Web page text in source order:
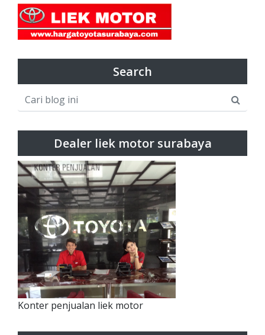
Search
Dealer liek motor surabaya
Konter penjualan liek motor